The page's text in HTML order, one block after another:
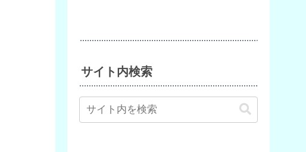
サイト内検索